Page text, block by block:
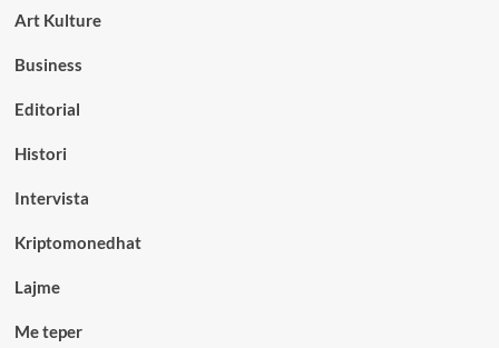
Art Kulture
Business
Editorial
Histori
Intervista
Kriptomonedhat
Lajme
Me teper